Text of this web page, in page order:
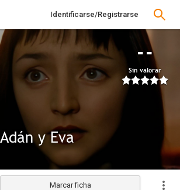
Identificarse/Registrarse
--
Sin valorar
Adán y Eva
Marcar ficha